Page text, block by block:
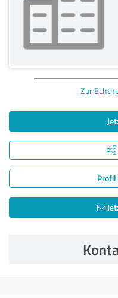
Zur